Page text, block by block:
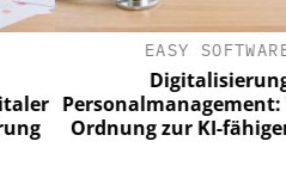
EASY SOFTWARE AG
Digitalisierung im
Personalmanagement: Von
Ordnung zur KI-fähigen